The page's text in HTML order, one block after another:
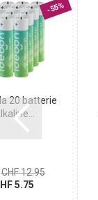
-55%
20 batterie
CHF 12.95
5.75